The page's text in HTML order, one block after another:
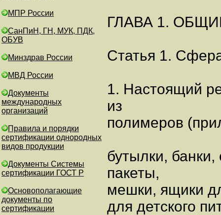
МПР России
СанПиН, ГН, МУК, ПДК,
ОБУВ
Минздрав России
МВД России
Документы
международных
организаций
Правила и порядки
сертификации однородных
видов продукции
Документы Системы
сертификации ГОСТ Р
Основополагающие
документы по
сертификации
ГЛАВА 1.
Статья 1.
1. Настоящий
из
полимеров
бутылки,
пакеты,
мешки, ящики
для детского